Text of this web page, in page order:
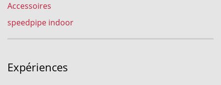
Accessoires
speedpipe indoor
Expériences